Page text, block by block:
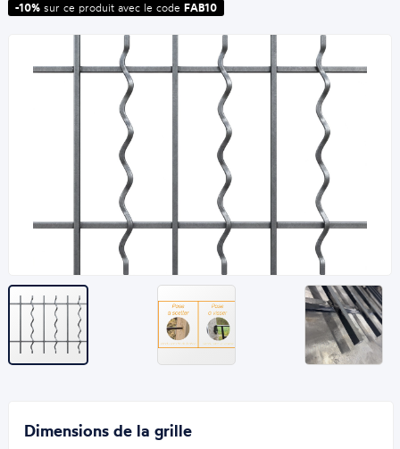
-10%sur ce produit avec le code FAB10
Dimensions de la grille